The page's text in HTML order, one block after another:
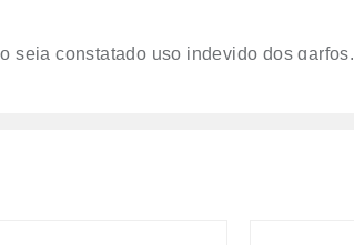
seja constatado uso indevido dos garfos.